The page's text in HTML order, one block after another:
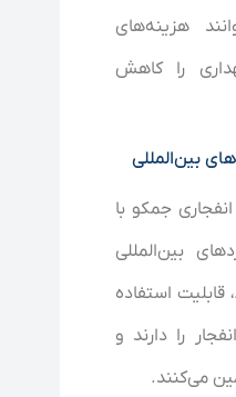
هزینه‌های
را کاهش
بین‌المللی
جمکو با
بین‌المللی
مانند IECEx و ATEX، قابلیت استفاده
را دارند و
می‌کنند.